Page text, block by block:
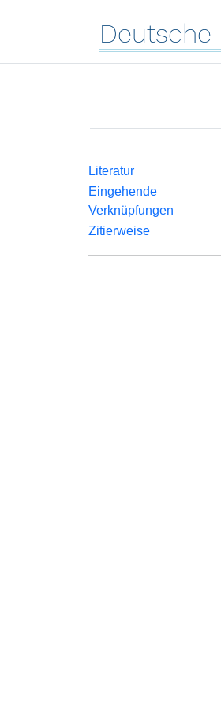
Deutsche
Literatur
Eingehende
Verknüpfungen
Zitierweise